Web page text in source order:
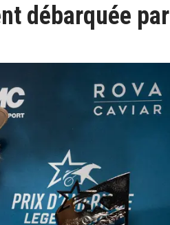
débarquée par